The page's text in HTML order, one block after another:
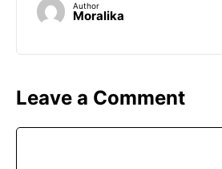
Author
Moralika
Leave a Comment